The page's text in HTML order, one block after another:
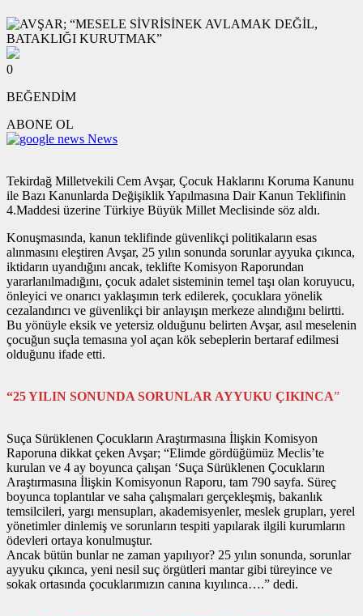
0
BEĞENDİM
ABONE OL
News
Tekirdağ Milletvekili Cem Avşar, Çocuk Haklarını Koruma Kanunu
ile Bazı Kanunlarda Değişiklik Yapılmasına Dair Kanun Teklifinin
4.Maddesi üzerine Türkiye Büyük Millet Meclisinde söz aldı.
Konuşmasında, kanun teklifinde güvenlikçi politikaların esas
alınmasını eleştiren Avşar, 25 yılın sonunda sorunlar ayyuka çıkınca,
iktidarın uyandığını ancak, teklifte Komisyon Raporundan
yararlanılmadığını, çocuk adalet sisteminin temel taşı olan koruyucu,
önleyici ve onarıcı yaklaşımın terk edilerek, çocuklara yönelik
cezalandırıcı ve güvenlikçi bir anlayışın merkeze alındığını belirtti.
Bu yönüyle eksik ve yetersiz olduğunu belirten Avşar, asıl meselenin
çocuğun suçla temasına yol açan kök sebeplerin bertaraf edilmesi
olduğunu ifade etti.
“25 YILIN SONUNDA SORUNLAR AYYUKU ÇIKINCA”
Suça Sürüklenen Çocukların Araştırmasına İlişkin Komisyon
Raporuna dikkat çeken Avşar; “Elimde gördüğümüz Meclis’te
kurulan ve 4 ay boyunca çalışan ‘Suça Sürüklenen Çocukların
Araştırmasına İlişkin Komisyonun Raporu, tam 790 sayfa. Süreç
boyunca toplantılar ve saha çalışmaları gerçekleşmiş, bakanlık
temsilcileri, yargı mensupları, akademisyenler, meslek grupları, yerel
yönetimler dinlemiş ve sorunların tespiti yapılarak ilgili kurumların
ödevleri ortaya konulmuştur.
Ancak bütün bunlar ne zaman yapılıyor? 25 yılın sonunda, sorunlar
ayyuku çıkınca, yeni nesil suç örgütleri mantar gibi türeyince ve
sokak ortasında çocuklarımızın canına kıyılınca….” dedi.